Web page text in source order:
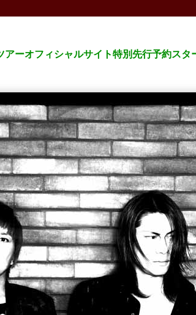
ーオフィシャルサイト特別先行予約スタ